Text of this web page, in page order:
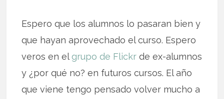
Espero que los alumnos lo pasaran bien y
que hayan aprovechado el curso. Espero
veros en el grupo de Flickr de ex-alumnos
y ¿por qué no? en futuros cursos. El año
que viene tengo pensado volver mucho a